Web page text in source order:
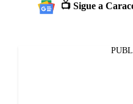
📺 Sigue a